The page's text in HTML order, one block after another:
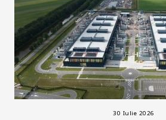
30 Iulie 2026